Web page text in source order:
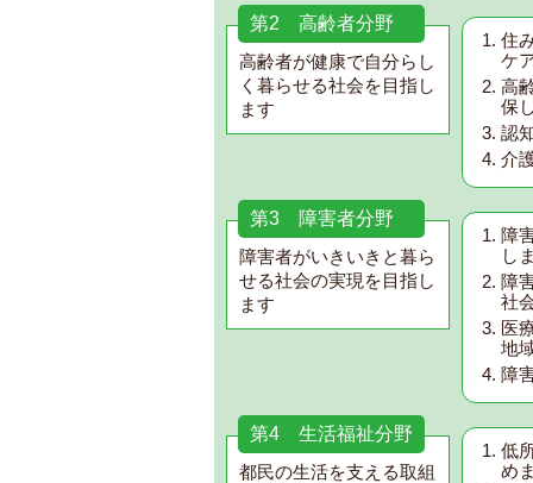
第2 高齢者分野
高齢者が健康で自分らし
く暮らせる社会を目指し
ます
住
ケ
高
保
認
介
第3 障害者分野
障害者がいきいきと暮ら
せる社会の実現を目指し
ます
障
し
障
社
医
地
障
第4 生活福祉分野
都民の生活を支える取組
低
め